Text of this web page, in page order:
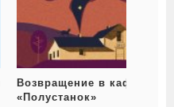
Возвращение в кафе
«Полустанок»